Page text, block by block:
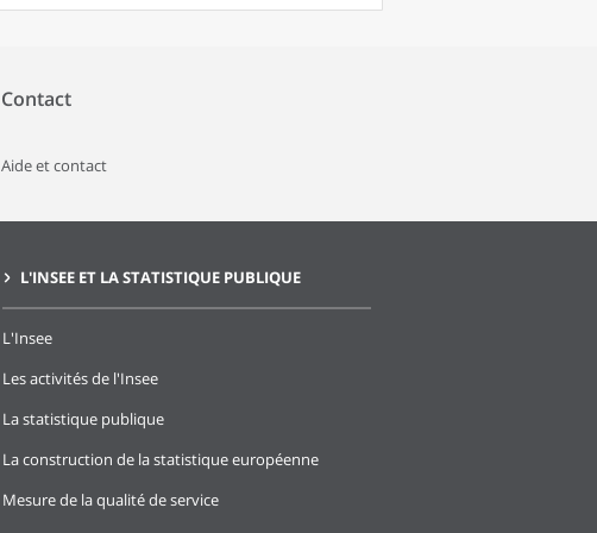
Contact
Aide et contact
L'INSEE ET LA STATISTIQUE PUBLIQUE
L'Insee
Les activités de l'Insee
La statistique publique
La construction de la statistique européenne
Mesure de la qualité de service